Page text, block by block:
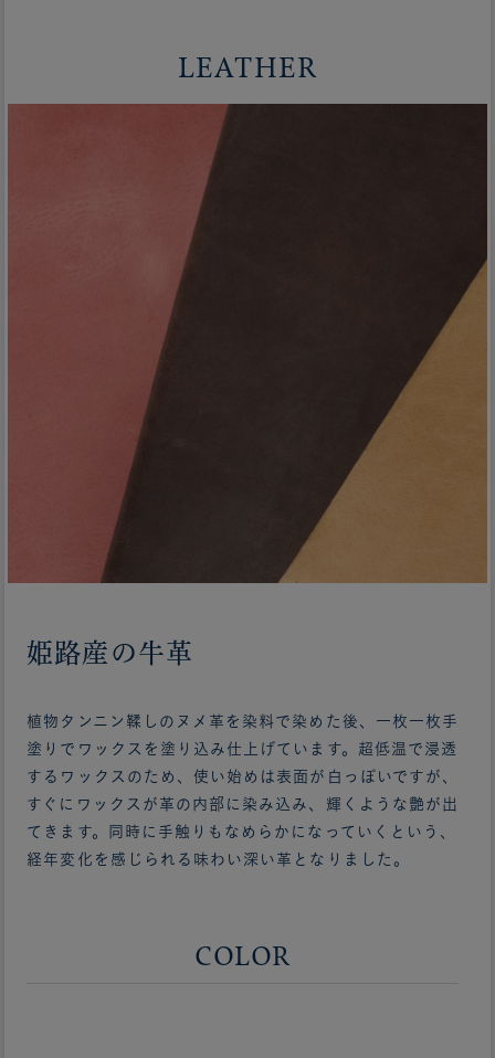
LEATHER
姫路産の牛革
植物タンニン鞣しのヌメ革を染料で染めた後、一枚一枚手
塗りでワックスを塗り込み仕上げています。超低温で浸透
するワックスのため、使い始めは表面が白っぽいですが、
すぐにワックスが革の内部に染み込み、輝くような艶が出
てきます。同時に手触りもなめらかになっていくという、
経年変化を感じられる味わい深い革となりました。
COLOR